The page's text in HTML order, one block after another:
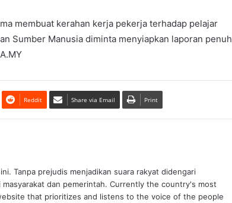
membuat kerahan kerja pekerja terhadap pelajar
Sumber Manusia diminta menyiapkan laporan penuh
Reddit Share via Email Print
Tanpa prejudis menjadikan suara rakyat didengari
dan pemerintah. Currently the country's most
that prioritizes and listens to the voice of the people